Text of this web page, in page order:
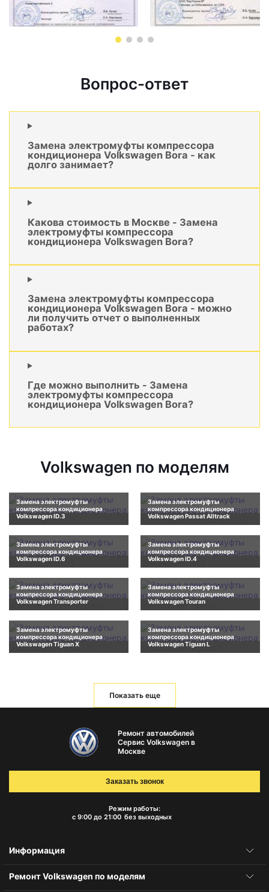
Вопрос-ответ
Замена электромуфты компрессора
кондиционера Volkswagen Bora - как
долго занимает?
Какова стоимость в Москве - Замена
электромуфты компрессора
кондиционера Volkswagen Bora?
Замена электромуфты компрессора
кондиционера Volkswagen Bora - можно
ли получить отчет о выполненных
работах?
Где можно выполнить - Замена
электромуфты компрессора
кондиционера Volkswagen Bora?
Volkswagen по моделям
Замена электромуфты
компрессора кондиционера
Volkswagen ID.3
Замена электромуфты
компрессора кондиционера
Volkswagen Passat Alltrack
Замена электромуфты
компрессора кондиционера
Volkswagen ID.6
Замена электромуфты
компрессора кондиционера
Volkswagen ID.4
Замена электромуфты
компрессора кондиционера
Volkswagen Transporter
Замена электромуфты
компрессора кондиционера
Volkswagen Touran
Замена электромуфты
компрессора кондиционера
Volkswagen Tiguan X
Замена электромуфты
компрессора кондиционера
Volkswagen Tiguan L
Показать еще
Ремонт автомобилей
Сервис Volkswagen в
Москве
Режим работы:
с 9:00 до 21:00 без выходных
Заказать звонок
Информация
Ремонт Volkswagen по моделям